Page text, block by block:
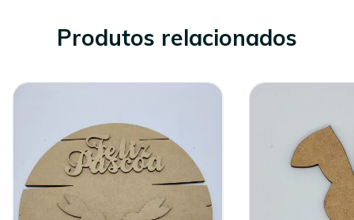
Produtos relacionados